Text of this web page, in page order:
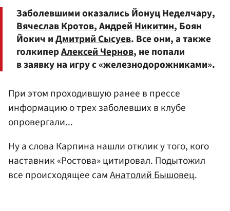
Заболевшими оказались Йонуц Неделчару,
Вячеслав Кротов,Андрей Никитин, Боян
Йокич иДмитрий Сысуев. Все они, а также
голкиперАлексей Чернов, не попали
в заявку на игру с «железнодорожниками».
При этом проходившую ранее в прессе
информацию о трех заболевших в клубе
опровергали...
Ну а слова Карпина нашли отклик у того, кого
наставник «Ростова» цитировал. Подытожил
все происходящее самАнатолий Бышовец.